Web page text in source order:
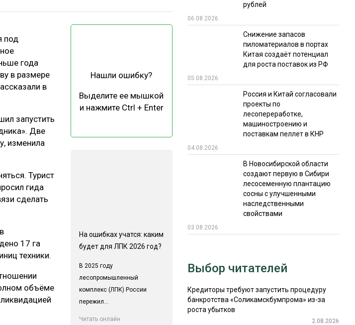
СУШКА ДРЕВЕСИНЫ
КАЛЕНДАРЬ ВЫСТАВОК ИТОГИ МЕРОПРИЯТИЙ
под
года
в размере
в
запустить
Две
изменила
Турист
гида
сделать
17 га
техники.
объёме
Нашли ошибку?
Выделите ее мышкой
и нажмите Ctrl + Enter
На ошибках учатся: каким
будет для ЛПК 2026 год?
В 2025 году
лесопромышленный
комплекс (ЛПК) России
пережил...
Читать онлайн
рублей
06.08.2026
Снижение запасов
пиломатериалов в портах
Китая создаёт потенциал
для роста поставок из РФ
05.08.2026
Россия и Китай согласовали
проекты по
лесопереработке,
машиностроению и
поставкам пеллет в КНР
04.08.2026
В Новосибирской области
создают первую в Сибири
лесосеменную плантацию
сосны с улучшенными
наследственными
свойствами
03.08.2026
Выбор читателей
Кредиторы требуют запустить процедуру
банкротства «Соликамскбумпрома» из-за
роста убытков
2.08.2026